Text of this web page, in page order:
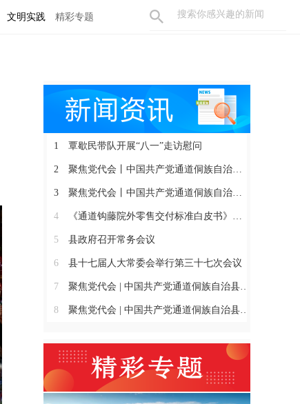
文明实践 精彩专题
1 覃歇民带队开展“八一”走访慰问
2 聚焦党代会丨中国共产党通道侗族自治县第十四届委员会召开第一次全体会议
3 聚焦党代会丨中国共产党通道侗族自治县第十四次代表大会胜利闭幕
4 《通道钩藤院外零售交付标准白皮书》正式发布
5 县政府召开常务会议
6 县十七届人大常委会举行第三十七次会议
7 聚焦党代会 | 中国共产党通道侗族自治县第十四次代表大会开幕
8 聚焦党代会 | 中国共产党通道侗族自治县第十四次代表大会主席团举行第三、四、五、六次会议